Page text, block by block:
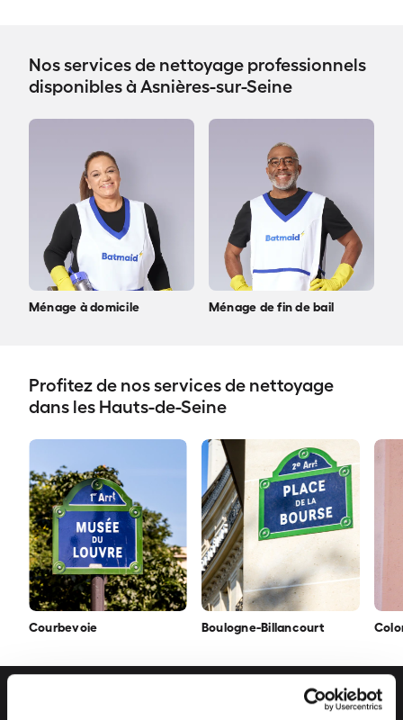
Nos services de nettoyage professionnels
disponibles à Asnières-sur-Seine
Ménage à domicile Ménage de fin de bail
Profitez de nos services de nettoyage
dans les Hauts-de-Seine
Courbevoie Boulogne-Billancourt